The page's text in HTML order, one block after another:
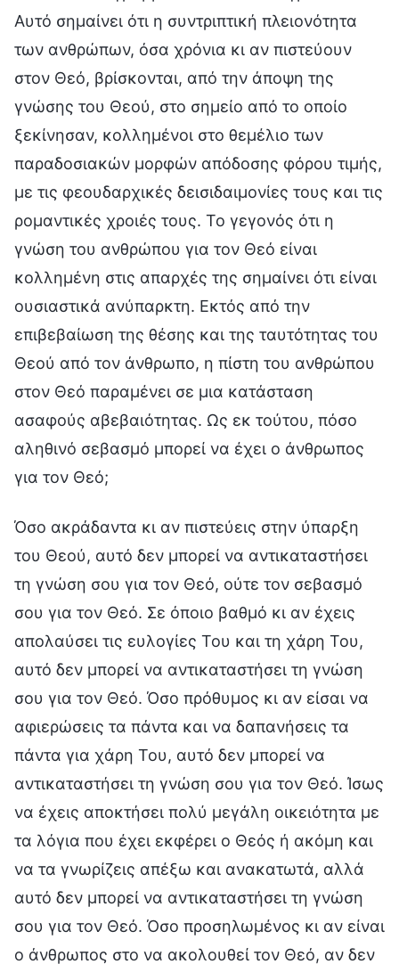
Αυτό σημαίνει ότι η συντριπτική πλειονότητα
των ανθρώπων, όσα χρόνια κι αν πιστεύουν
στον Θεό, βρίσκονται, από την άποψη της
γνώσης του Θεού, στο σημείο από το οποίο
ξεκίνησαν, κολλημένοι στο θεμέλιο των
παραδοσιακών μορφών απόδοσης φόρου τιμής,
με τις φεουδαρχικές δεισιδαιμονίες τους και τις
ρομαντικές χροιές τους. Το γεγονός ότι η
γνώση του ανθρώπου για τον Θεό είναι
κολλημένη στις απαρχές της σημαίνει ότι είναι
ουσιαστικά ανύπαρκτη. Εκτός από την
επιβεβαίωση της θέσης και της ταυτότητας του
Θεού από τον άνθρωπο, η πίστη του ανθρώπου
στον Θεό παραμένει σε μια κατάσταση
ασαφούς αβεβαιότητας. Ως εκ τούτου, πόσο
αληθινό σεβασμό μπορεί να έχει ο άνθρωπος
για τον Θεό;
Όσο ακράδαντα κι αν πιστεύεις στην ύπαρξη
του Θεού, αυτό δεν μπορεί να αντικαταστήσει
τη γνώση σου για τον Θεό, ούτε τον σεβασμό
σου για τον Θεό. Σε όποιο βαθμό κι αν έχεις
απολαύσει τις ευλογίες Του και τη χάρη Του,
αυτό δεν μπορεί να αντικαταστήσει τη γνώση
σου για τον Θεό. Όσο πρόθυμος κι αν είσαι να
αφιερώσεις τα πάντα και να δαπανήσεις τα
πάντα για χάρη Του, αυτό δεν μπορεί να
αντικαταστήσει τη γνώση σου για τον Θεό. Ίσως
να έχεις αποκτήσει πολύ μεγάλη οικειότητα με
τα λόγια που έχει εκφέρει ο Θεός ή ακόμη και
να τα γνωρίζεις απέξω και ανακατωτά, αλλά
αυτό δεν μπορεί να αντικαταστήσει τη γνώση
σου για τον Θεό. Όσο προσηλωμένος κι αν είναι
ο άνθρωπος στο να ακολουθεί τον Θεό, αν δεν